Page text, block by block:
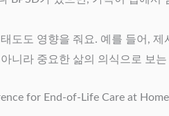
도도 영향을 줘요. 예를 들어,
니라 중요한 삶의 의식으로 보는
for End‐of‐Life Care at